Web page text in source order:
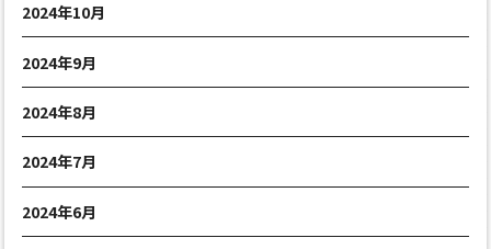
2024年10月
2024年9月
2024年8月
2024年7月
2024年6月